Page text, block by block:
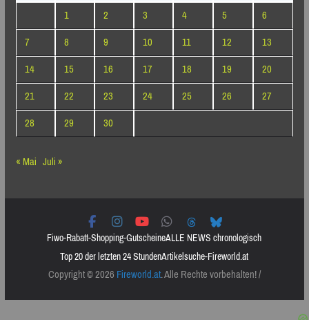
1
2 3 4 5
6
7
8 9 10 11 12
13
14
15 16 17 18 19
20
21
22 23 24 25 26
27
28
29
30
« Mai Juli »
Fiwo-Rabatt-Shopping-GutscheineALLE NEWS chronologisch
Top 20 der letzten 24 StundenArtikelsuche-Fireworld.at
Copyright © 2026Fireworld.at. Alle Rechte vorbehalten! /